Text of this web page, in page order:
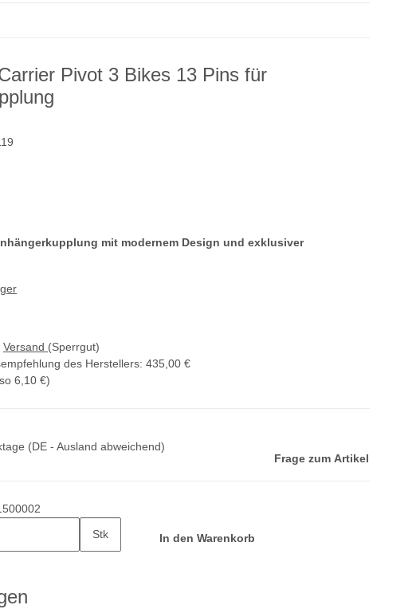
Pivot 3 Bikes 13 Pins für
mit modernem Design und exklusiver
Versand (Sperrgut)
des Herstellers: 435,00 €
6,10 €)
(DE - Ausland abweichend)
Frage zum Artikel
Stk
In den Warenkorb